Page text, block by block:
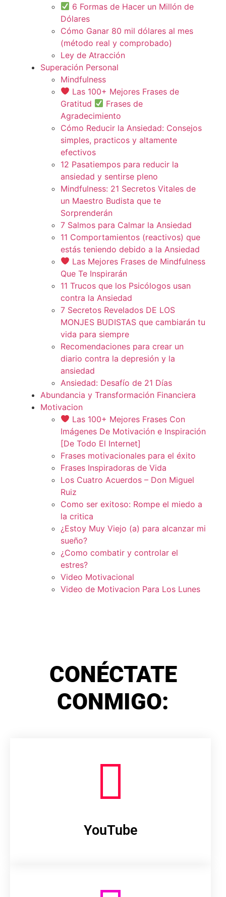
6 Formas de Hacer un Millón de
Dólares
Cómo Ganar 80 mil dólares al mes
(método real y comprobado)
Ley de Atracción
Superación Personal
Mindfulness
Las 100+ Mejores Frases de
Gratitud
Frases de
Agradecimiento
Cómo Reducir la Ansiedad: Consejos
simples, practicos y altamente
efectivos
12 Pasatiempos para reducir la
ansiedad y sentirse pleno
Mindfulness: 21 Secretos Vitales de
un Maestro Budista que te
Sorprenderán
7 Salmos para Calmar la Ansiedad
11 Comportamientos (reactivos) que
estás teniendo debido a la Ansiedad
Las Mejores Frases de Mindfulness
Que Te Inspirarán
11 Trucos que los Psicólogos usan
contra la Ansiedad
7 Secretos Revelados DE LOS
MONJES BUDISTAS que cambiarán tu
vida para siempre
Recomendaciones para crear un
diario contra la depresión y la
ansiedad
Ansiedad: Desafío de 21 Días
Abundancia y Transformación Financiera
Motivacion
Las 100+ Mejores Frases Con
Imágenes De Motivación e Inspiración
[De Todo El Internet]
Frases motivacionales para el éxito
Frases Inspiradoras de Vida
Los Cuatro Acuerdos – Don Miguel
Ruiz
Como ser exitoso: Rompe el miedo a
la critica
¿Estoy Muy Viejo (a) para alcanzar mi
sueño?
¿Como combatir y controlar el
estres?
Video Motivacional
Video de Motivacion Para Los Lunes
CONÉCTATE
CONMIGO:
YouTube